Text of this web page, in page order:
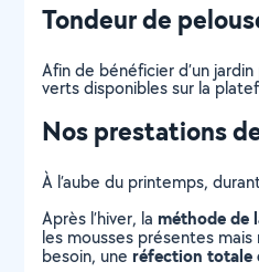
Tondeur de
Afin de bénéficier d’un
verts disponibles sur la
Nos prestations
À l’aube du printemps,
Après l’hiver, la méthode de
les mousses présentes
besoin, une réfection totale